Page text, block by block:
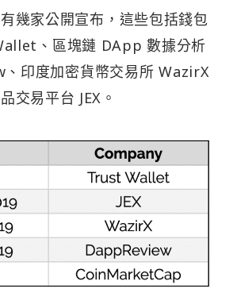
幾家公開宣布，這些包括錢包
、區塊鏈 DApp 數據分析
印度加密貨幣交易所 WazirX
交易平台 JEX。